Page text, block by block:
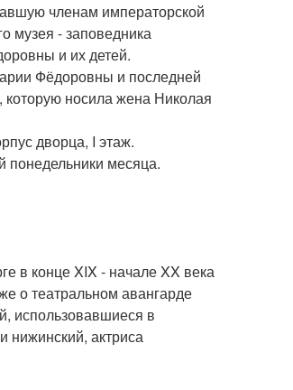
членам императорской
музея - заповедника
и их детей.
Фёдоровны и последней
носила жена Николая
дворца, I этаж.
понедельники месяца.
в конце XIX - начале XX века
о театральном авангарде
использовавшиеся в
нижинский, актриса